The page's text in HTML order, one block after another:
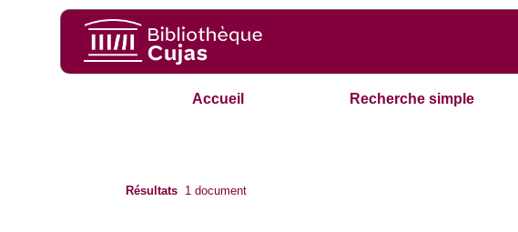
Accueil Recherche simple
Résultats 1 document